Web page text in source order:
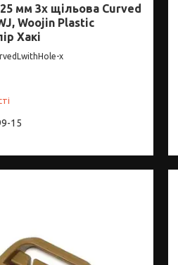
мм 3х щільова Curved
Woojin Plastic
Хакі
х
15